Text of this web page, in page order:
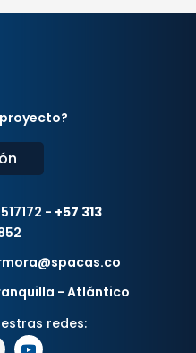
- +57 313
- Atlántico